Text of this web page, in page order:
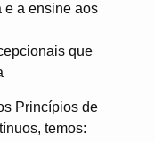
e a ensine aos
que
Princípios de
temos: